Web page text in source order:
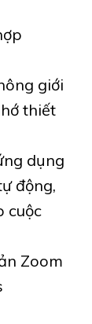
giới
thiết
dụng
động,
cuộc
Zoom